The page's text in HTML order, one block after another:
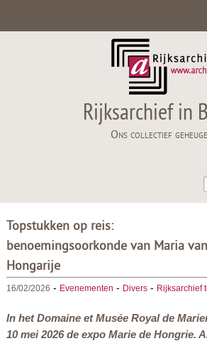
Rijksarchief in
Ons collectief
Topstukken op reis:
benoemingsoorkonde van Maria van
Hongarije
16/02/2026 - Evenementen - Divers- Rijksarchief
In hetDomaine et Musée Royal de
10 mei 2026 de expo Marie de Hongrie.